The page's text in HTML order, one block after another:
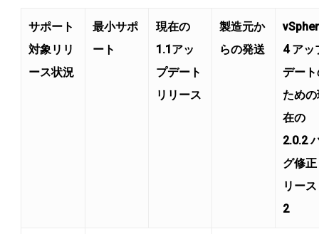
サポート
対象リリ
ース状況
最小サポ
ート
現在の
1.1アッ
プデート
リリース
製造元か
らの発送
4 アッ
デー
ため
在の
2.0.2
グ修
リース
2